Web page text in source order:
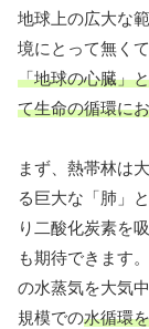
地球上の広大な
境にとって無く
「地球の心臓」
て生命の循環に
まず、熱帯林は
る巨大な「肺」
り二酸化炭素を
も期待できます
の水蒸気を大気
規模での水循環